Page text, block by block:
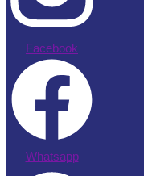
Facebook
Whatsapp